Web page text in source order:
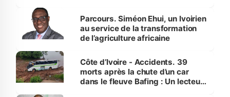
Parcours. Siméon Ehui, un Ivoirien
au service de la transformation
de l’agriculture africaine
Côte d’Ivoire - Accidents. 39
morts après la chute d’un car
dans le fleuve Bafing : Un lecteur